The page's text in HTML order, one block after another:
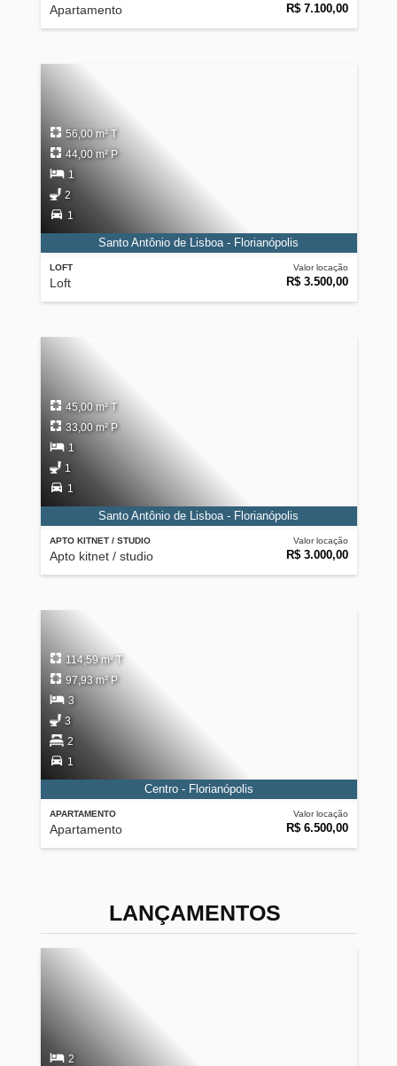
Apartamento R$ 7.100,00
LOFT
Loft
Valor locação
R$ 3.500,00
56,00 m² T
44,00 m² P
1
2
1
Santo Antônio de Lisboa - Florianópolis
APTO KITNET / STUDIO
Apto kitnet / studio
Valor locação
R$ 3.000,00
45,00 m² T
33,00 m² P
1
1
1
Santo Antônio de Lisboa - Florianópolis
APARTAMENTO
Apartamento
Valor locação
R$ 6.500,00
114,59 m² T
97,93 m² P
3
3
2
1
Centro - Florianópolis
LANÇAMENTOS
2